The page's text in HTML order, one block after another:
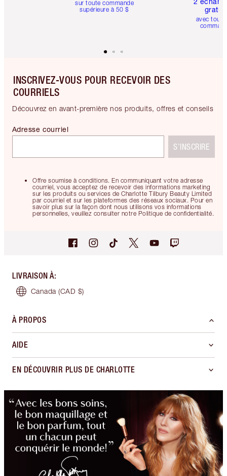
sur toute commande
supérieure à 50 $
avec
INSCRIVEZ-VOUS POUR RECEVOIR DES
COURRIELS
Découvrez en avant-première nos produits, offres et conseils
Offre soumise à conditions. En communiquant votre adresse
courriel, vous acceptez de recevoir des informations marketing
sur les produits ou services de Charlotte Tilbury Beauty Limited
par courriel et sur les plateformes des réseaux sociaux. Pour en
savoir plus sur la façon dont nous utilisons vos informations
personnelles, veuillez consulter notre Politique de confidentialité.
Adresse courriel
S’INSCRIRE
LIVRAISON À:
Canada (CAD $)
À PROPOS
AIDE
EN DÉCOUVRIR PLUS DE CHARLOTTE